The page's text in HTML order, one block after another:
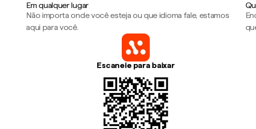
Em qualquer lugar
Não importa onde você esteja ou que idioma fale, estamos
aqui para você.
Escaneie para baixar